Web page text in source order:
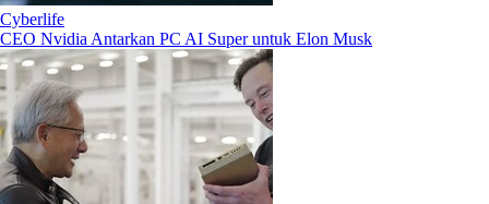
Cyberlife
CEO Nvidia Antarkan PC AI Super untuk Elon Musk